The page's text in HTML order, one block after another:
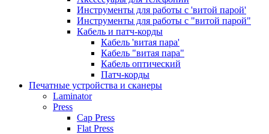
Инструменты для работы с 'витой парой'
Инструменты для работы с "витой парой"
Кабель и патч-корды
Кабель 'витая пара'
Кабель "витая пара"
Кабель оптический
Патч-корды
Печатные устройства и сканеры
Laminator
Press
Cap Press
Flat Press